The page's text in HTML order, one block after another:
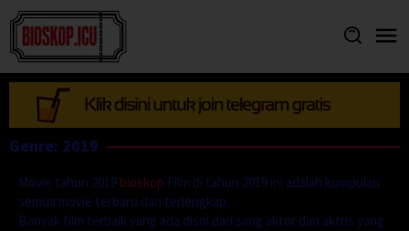
Skip
content
Genre: 2019
Movie tahun 2019 bioskop Film di tahun 2019 ini adalah kumpulan
semua movie terbaru dan terlengkap.
Banyak film terbaik yang ada disni dari sang aktor dan aktris yang